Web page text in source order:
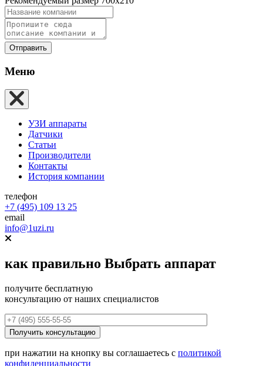
Отправить
Меню
УЗИ аппараты
Датчики
Статьи
Производители
Контакты
История компании
телефон
+7 (495) 109 13 25
email
info@1uzi.ru
как правильно Выбрать аппарат
получите бесплатную
консультацию от наших специалистов
при нажатии на кнопку вы соглашаетесь с политикой
конфиденциальности